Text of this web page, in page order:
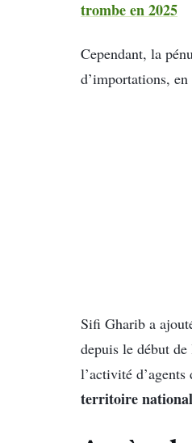
trombe en 2025
Cependant, la
d’importations,
Sifi Gharib a
depuis le début
l’activité
territoire national